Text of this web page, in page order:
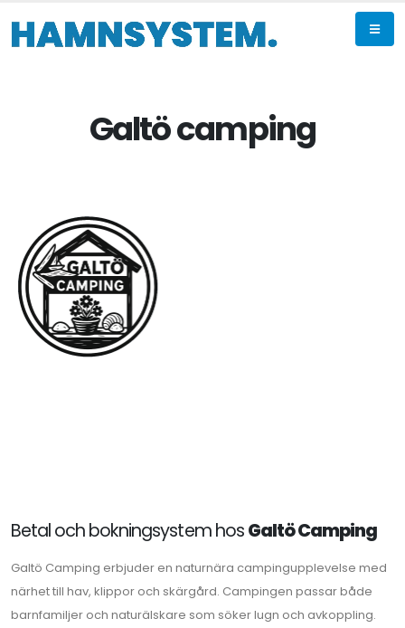
Galtö camping
Betal och bokningsystem hosGaltö Camping
Galtö Camping erbjuder en naturnära campingupplevelse med
närhet till hav, klippor och skärgård. Campingen passar både
barnfamiljer och naturälskare som söker lugn och avkoppling.